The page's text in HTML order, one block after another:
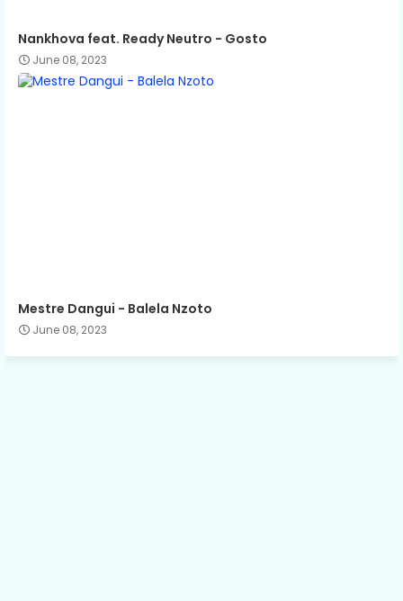
Nankhova feat. Ready Neutro - Gosto
June 08, 2023
Mestre Dangui - Balela Nzoto
June 08, 2023